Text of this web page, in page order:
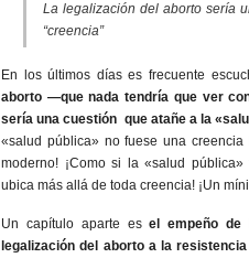
La legalización del aborto sería
“creencia”
En los últimos días es frecuente
aborto —que nada tendría que ver
sería una cuestión que atañe a la
«salud pública» no fuese una
moderno! ¡Como si la «salud
ubica más allá de toda creencia! ¡Un
Un capítulo aparte esel empeño
legalización del aborto a la